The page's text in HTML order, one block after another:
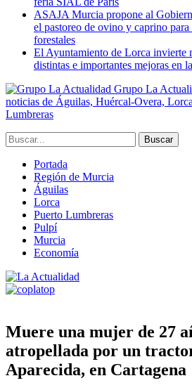
ASAJA Murcia propone al
el pastoreo de ovino y caprino
forestales
El Ayuntamiento de Lorca invierte
distintas e importantes mejoras en
Grupo La
noticias de Águilas, Huércal-Overa,
Lumbreras
Portada
Región de Murcia
Águilas
Lorca
Puerto Lumbreras
Pulpí
Murcia
Economía
Muere una mujer de 27
atropellada por un
Aparecida, en Cartagena